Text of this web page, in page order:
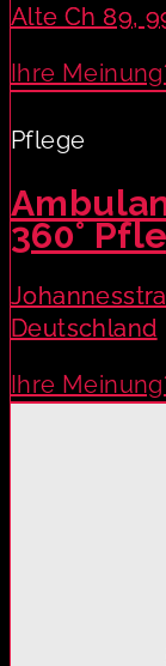
Alte Ch 89,
Ihre
Pflege
360°
Deutschland
Ihre